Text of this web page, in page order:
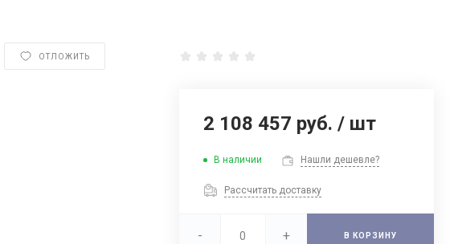
ОТЛОЖИТЬ
2 108 457 руб./ шт
В наличии Нашли дешевле?
Рассчитать доставку
- + В КОРЗИНУ